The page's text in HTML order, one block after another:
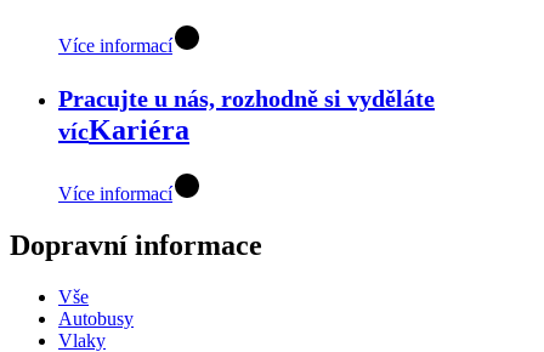
Více informací
Pracujte u nás, rozhodně si vyděláte
vícKariéra
Více informací
Dopravní informace
Vše
Autobusy
Vlaky